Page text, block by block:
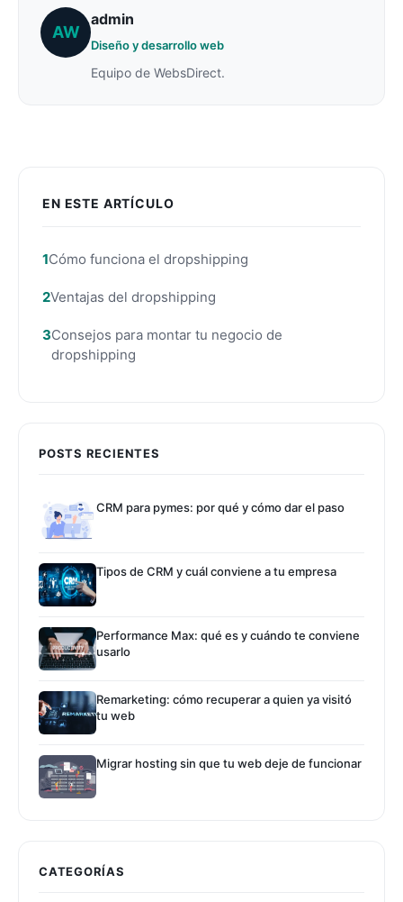
EN ESTE ARTÍCULO
Cómo funciona el dropshipping
Ventajas del dropshipping
Consejos para montar tu negocio de
dropshipping
POSTS RECIENTES
CRM para pymes: por qué y cómo dar el paso
Tipos de CRM y cuál conviene a tu empresa
Performance Max: qué es y cuándo te conviene
usarlo
Remarketing: cómo recuperar a quien ya visitó
tu web
Migrar hosting sin que tu web deje de funcionar
CATEGORÍAS
AW
admin
Diseño y desarrollo web
Equipo de WebsDirect.